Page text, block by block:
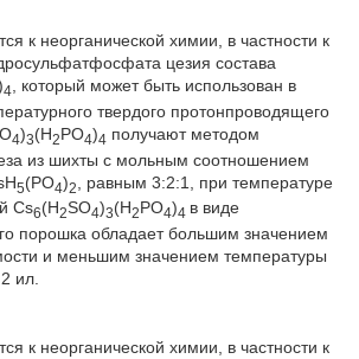
к неорганической химии, в частности к
цезия состава
4
, который может быть использован в
твердого протонпроводящего
4)3(H2PO4)4 получают методом
из шихты с мольным соотношением
5(PO4)2
, равным 3:2:1, при температуре
Cs6(H2SO4)3(H2PO4)4 в виде
порошка обладает большим значением
и меньшим значением температуры
ил.
к неорганической химии, в частности к